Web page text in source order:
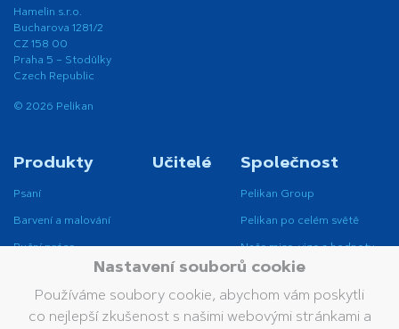
Hamelin s.r.o.
Bucharova 1281/2
CZ 158 00
Praha 5 – Stodůlky
Czech Republic
© 2026 Pelikan
Produkty
Psaní
Barvení a malování
Ruční práce
Opravování a mazání
Lepení
Učitelé Společnost
Pelikan Group
Pelikan po celém světě
Naše mise, vize a hodnoty
Udržitelnost
Nastavení souborů cookie
Používáme soubory cookie, abychom vám poskytli
co nejlepší zkušenost s našimi webovými stránkami a